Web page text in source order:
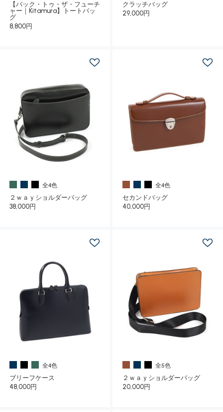
【バック・トゥ・ザ・フューチ
ャー｜Kitamura】トートバッ
グ
8,800円
クラッチバッグ
29,000円
全4色
２ｗａｙショルダーバッグ
38,000円
全4色
セカンドバッグ
40,000円
全4色
ブリーフケース
48,000円
全5色
２ｗａｙショルダーバッグ
20,000円